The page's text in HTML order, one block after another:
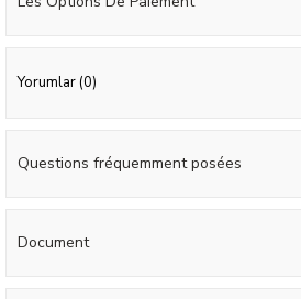
Yorumlar (0)
Questions fréquemment posées
Document